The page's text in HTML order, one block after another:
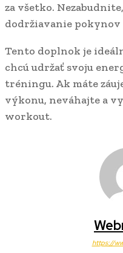
za všetko.
dodržiavanie pokynov
Tento doplnok je
chcú udržať svoju
tréningu. Ak máte
výkonu, neváhajte a
workout.
https://